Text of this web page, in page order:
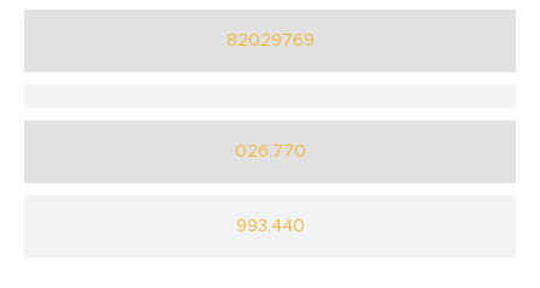
82029769
026.770
993.440